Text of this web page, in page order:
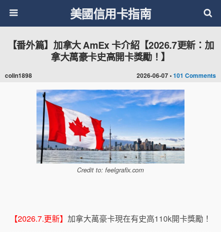
美國信用卡指南
2026-06-07 •101 Comments
【番外篇】加拿大 AmEx 卡介紹【2026.7更新：加
拿大萬豪卡史高開卡獎勵！】
colin1898
Credit to: feelgrafix.com
【2026.7.更新】 加拿大萬豪卡現在有史高110k開卡獎勵！